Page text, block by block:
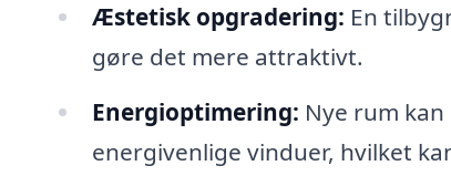
Æstetisk opgradering: En
gøre det mere attraktivt.
Energioptimering: Nye rum
energivenlige vinduer, hvilket